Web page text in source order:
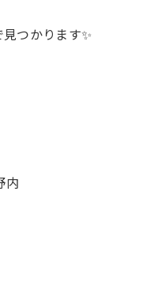
つかります✨
内